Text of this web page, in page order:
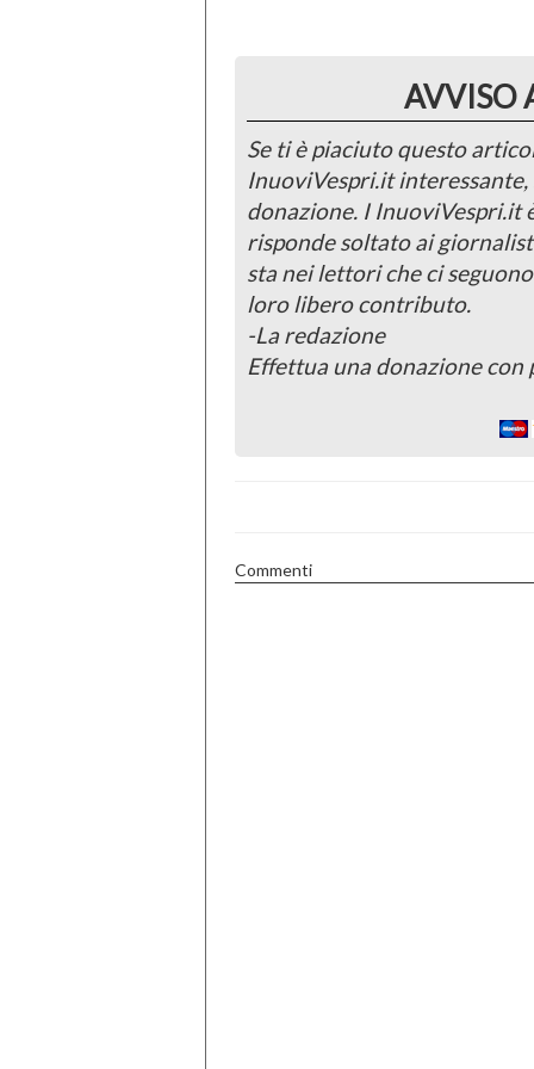
AVVISO
Se ti è piaciuto questo
InuoviVespri.it
donazione. I InuoviVespri.it
risponde soltato ai
sta nei lettori che ci
loro libero contributo.
-La redazione
Effettua una donazione con
Commenti